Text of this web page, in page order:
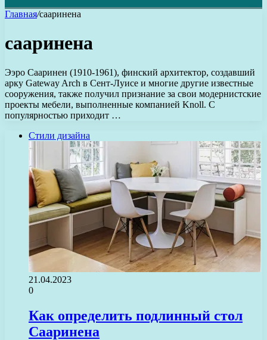
Главная/сааринена
сааринена
Ээро Сааринен (1910-1961), финский архитектор, создавший
арку Gateway Arch в Сент-Луисе и многие другие известные
сооружения, также получил признание за свои модернистские
проекты мебели, выполненные компанией Knoll. С
популярностью приходит …
Стили дизайна
21.04.2023
0
Как определить подлинный стол
Сааринена